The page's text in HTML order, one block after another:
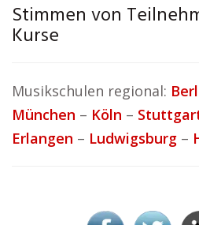
Stimmen von
Kurse
Musikschulen regional:
München – Köln –
Erlangen – Ludwigsburg –